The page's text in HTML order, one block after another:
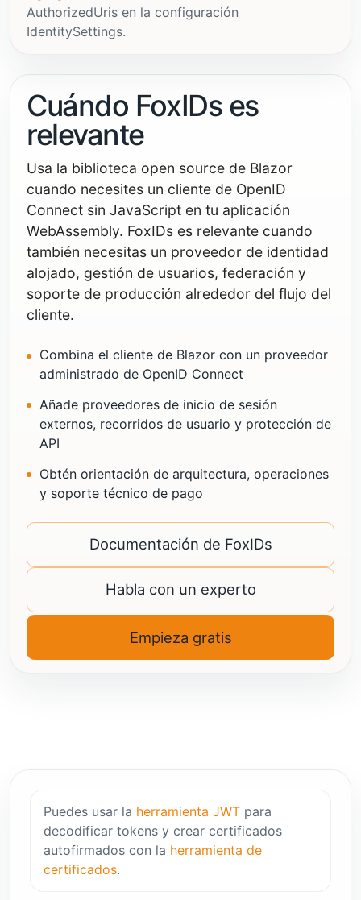
AuthorizedUris en la configuración
IdentitySettings.
Cuándo FoxIDs es
relevante
Usa la biblioteca open source de Blazor
cuando necesites un cliente de OpenID
Connect sin JavaScript en tu aplicación
WebAssembly. FoxIDs es relevante cuando
también necesitas un proveedor de identidad
alojado, gestión de usuarios, federación y
soporte de producción alrededor del flujo del
cliente.
Combina el cliente de Blazor con un proveedor
administrado de OpenID Connect
Añade proveedores de inicio de sesión
externos, recorridos de usuario y protección de
API
Obtén orientación de arquitectura, operaciones
y soporte técnico de pago
Documentación de FoxIDs
Habla con un experto
Empieza gratis
Puedes usar la herramienta JWT para
decodificar tokens y crear certificados
autofirmados con la herramienta de
certificados.